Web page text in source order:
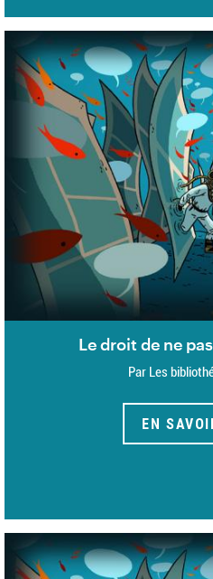
Le droit de ne
Par Les
EN